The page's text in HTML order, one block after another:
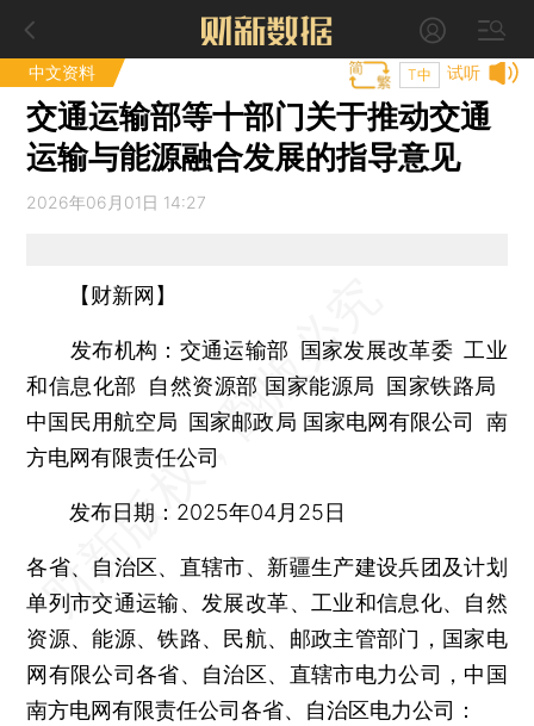
中文资料 试听
T中
交通运输部等十部门关于推动交通
运输与能源融合发展的指导意见
2026年06月01日 14:27
【财新网】
发布机构： 交通运输部 国家发展改革委 工业
和信息化部 自然资源部 国家能源局 国家铁路局
中国民用航空局 国家邮政局 国家电网有限公司 南
方电网有限责任公司
发布日期： 2025年04月25日
各省、自治区、直辖市、新疆生产建设兵团及计划
单列市交通运输、发展改革、工业和信息化、自然
资源、能源、铁路、民航、邮政主管部门，国家电
网有限公司各省、自治区、直辖市电力公司，中国
南方电网有限责任公司各省、自治区电力公司：